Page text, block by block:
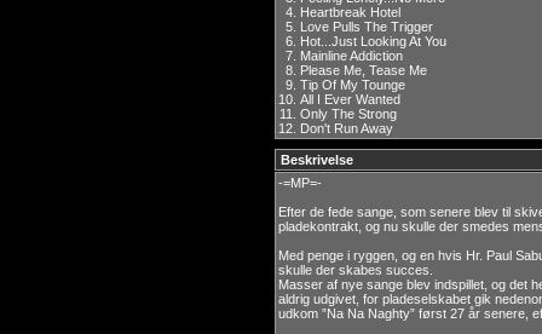
4. Heartbreak Hotel
5. Love Pulls The Trigger
6. Hot...Just Looking At You
7. Mainline Addiction
8. Please Me, Tease Me
9. Tip Of My Tounge
10. All I Ever Wanted
11. Only The Strong
12. Don't Run Away
Beskrivelse
-=MP=-
Efter de fede sange, som senere blev til
pladekontrakt, og nu skulle der smedes
Med penge i ryggen, og en hvis Hr. Paul
skulle der skabes succes.
Masser af nye sange blev indspillet, og det
aldrig udgivet, for pladeselskabet gik
udkom ”Na Na Naghty” først 27 år senere,